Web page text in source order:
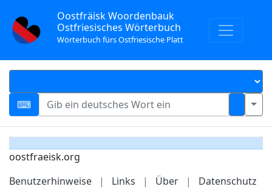
Oostfräisk Woordenbauk
Ostfriesisches Wörterbuch
Wörterbuch fürs Ostfriesische Platt
oostfraeisk.org
Benutzerhinweise
| Links | Über | Datenschutz